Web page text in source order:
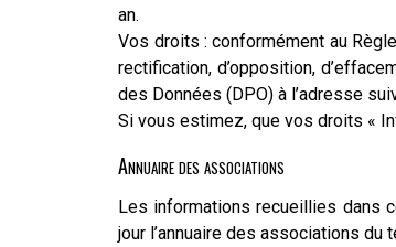
an.
Vos droits : conformément au
rectification, d’opposition,
des Données (DPO) à l’adresse
Si vous estimez, que vos droits «
Annuaire des associations
Les informations recueillies dans
jour l’annuaire des associations